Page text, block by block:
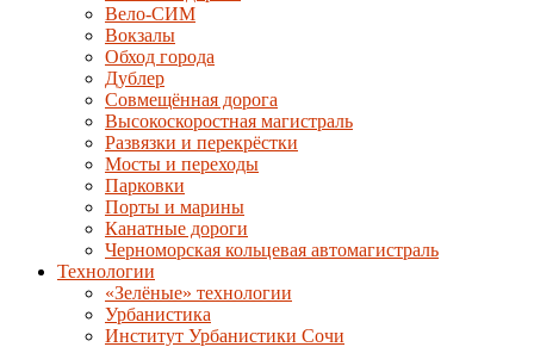
Вело-СИМ
Вокзалы
Обход города
Дублер
Совмещённая дорога
Высокоскоростная магистраль
Развязки и перекрёстки
Мосты и переходы
Парковки
Порты и марины
Канатные дороги
Черноморская кольцевая автомагистраль
Технологии
«Зелёные» технологии
Урбанистика
Институт Урбанистики Сочи